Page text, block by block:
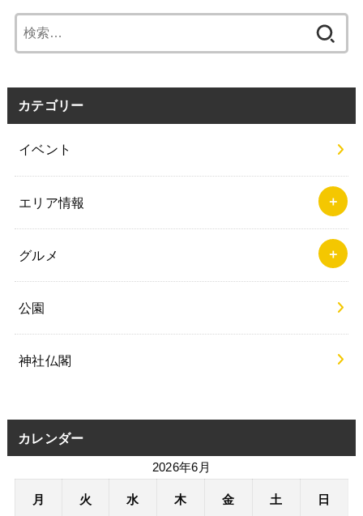
索:
カテゴリー
イベント
エリア情報
グルメ
公園
神社仏閣
カレンダー
2026年6月
月 火 水 木 金 土 日